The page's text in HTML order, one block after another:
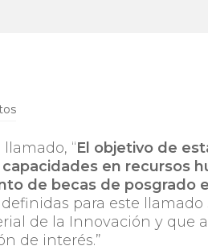
“El objetivo de
en recursos
de becas de posgrado
definidas para este
de la Innovación y que
de interés.”